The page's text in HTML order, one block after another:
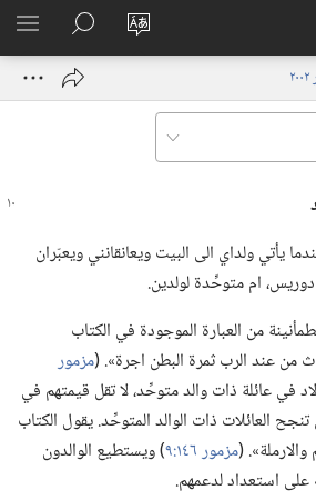
تغيير
الموقع
تسجيل
الدخول
نافذة
البحث
في
JW.‎ORG
يأتي ولداي الى البيت ويعانقانني ويعبّران
ام متوحِّدة لولدين.‏
من العبارة الموجودة في الكتاب
من عند الرب ثمرة البطن اجرة».‏ (‏مزمور
في عائلة ذات والد متوحِّد،‏ لا تقل قيمتهم في
العائلات ذات الوالد المتوحِّد.‏ يقول الكتاب
(‏مزمور ١٤٦:‏٩
‏)‏ ويستطيع الوالدون
على استعداد لدعمهم.‏